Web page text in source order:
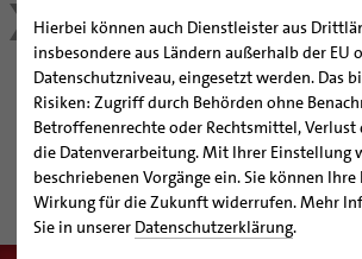
Hierbei können auch Dienstleister aus
insbesondere aus Ländern außerhalb der EU
Datenschutzniveau, eingesetzt werden. Das
Risiken: Zugriff durch Behörden ohne
Betroffenenrechte oder Rechtsmittel,
die Datenverarbeitung. Mit Ihrer Einstellung
beschriebenen Vorgänge ein. Sie können
Wirkung für die Zukunft widerrufen. Mehr
Sie in unserer Datenschutzerklärung.
Weihbischof Dr. Martin Marahrens
Bischof em. Norbert Trelle
Weihbischof em. Bongartz
Weihbischof em. Schwerdtfeger
Weihbischof em. Koitz
Bischof em. Dr. Wüstenberg
Generalvikariat
Gremien
Diözesangericht
Gemeindegremien
Pfarrgemeinden
Hildesheimer Dom
Virtueller Rundgang durch den Dom
Tausendjähriger Rosenstock
Die Hildesheimer Dommusik
Wallfahrten | Pilgern
Termine Wallfahrten und Pilgern
Jakobswege im Bistum Hildesheim
Veranstaltungen
Strategieprozess
Jugend
Katholisch werden
Wiedereintritt
Erwachsenenkatechumenat
Glaube leben
Glaubensveranstaltungen
Taufe
Fragen zur Taufe
Erwachsenentaufe
Taufsymbole
Erstkommunion
Firmung
Hochzeit
Katholisch heiraten
Lebensende
BERATUNG & HILFE
Ehe-, Familien-, und Lebensberatung (EFL)
Schwangerenberatung
Beratungsstellen
Prävention und Hilfe bei sexualisierter
Schuldnerberatung
Beratungsstellen
Caritas
Bischöfliche Stiftung Gemeinsam für das Leben
BILDUNG & KULTUR
Schulen | Hochschulen
Katholische Schulen im Bistum
Veranstaltungen
Schulpastoral
Dommuseum
Dombibliothek
Bistumsarchiv
KIRCHE & GESELLSCHAFT
Ökumene
Interreligiöser Dialog
Weltkirche
Schöpfungsgerecht 2035
Aktuelles
Aktuelles
rund um den
#schöpfungsgerecht